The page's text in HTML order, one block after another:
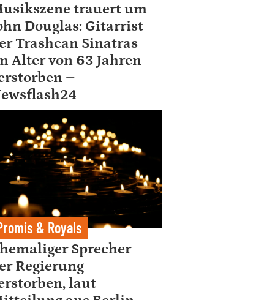
trauert um
Douglas: Gitarrist
Trashcan Sinatras
Alter von 63 Jahren
–
& Royals
Sprecher
Regierung
laut